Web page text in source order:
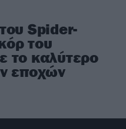
Spider-
του
το καλύτερο
εποχών